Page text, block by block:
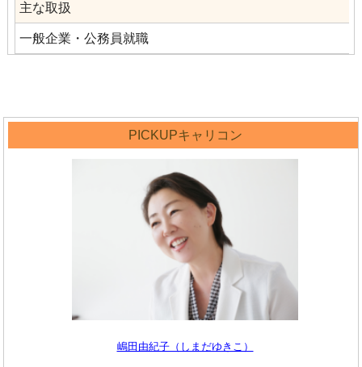
主な取扱
一般企業・公務員就職
PICKUPキャリコン
嶋田由紀子（しまだゆきこ）